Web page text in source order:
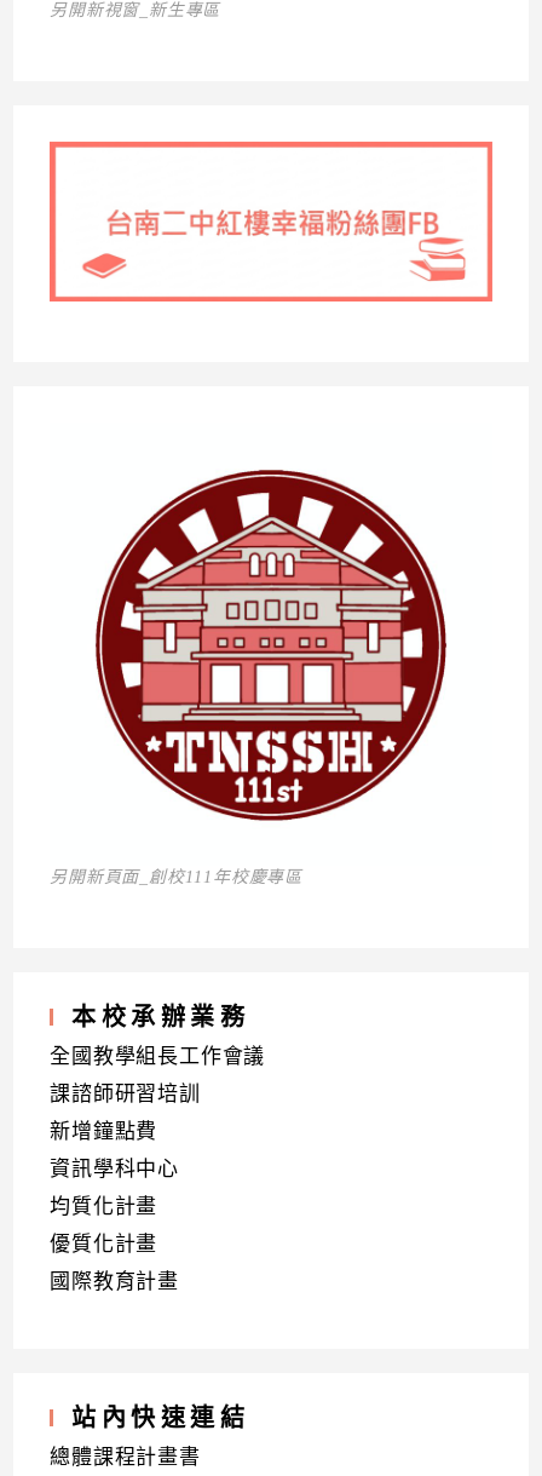
另開新視窗_新生專區
另開新頁面_創校111年校慶專區
本校承辦業務
全國教學組長工作會議
課諮師研習培訓
新增鐘點費
資訊學科中心
均質化計畫
優質化計畫
國際教育計畫
站內快速連結
總體課程計畫書